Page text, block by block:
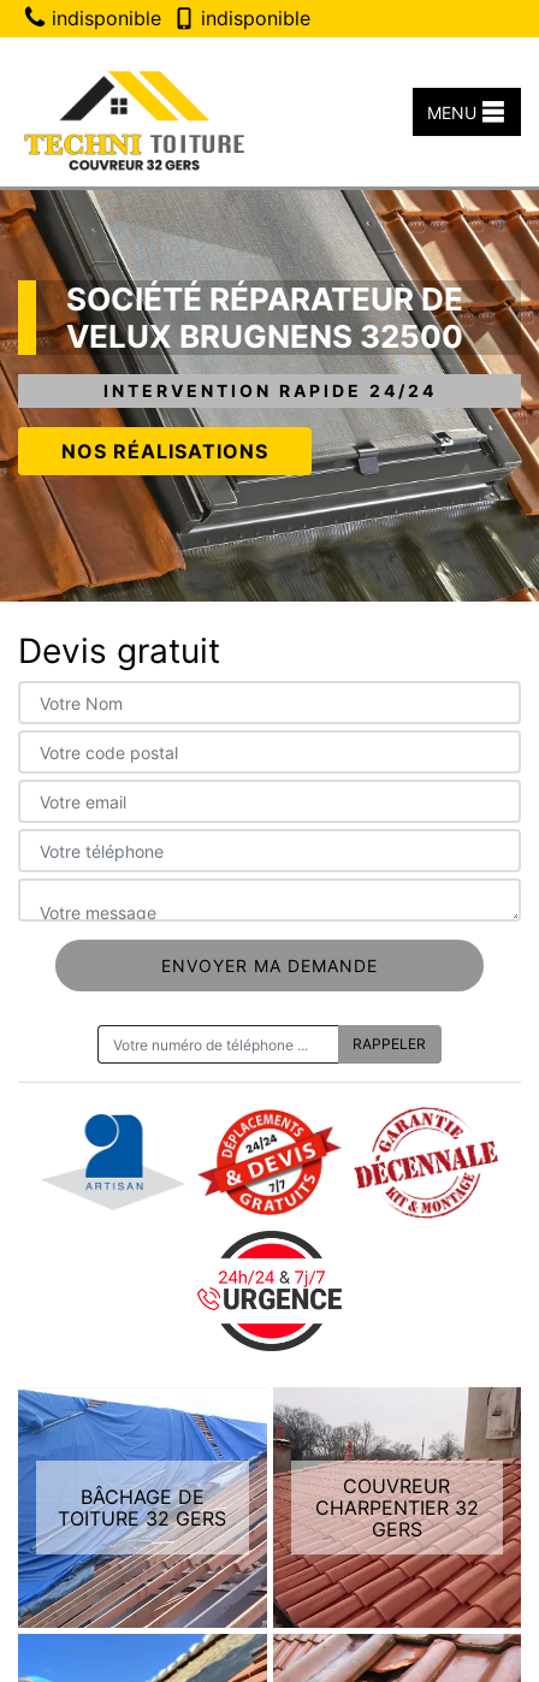
indisponible indisponible
MENU
SOCIÉTÉ RÉPARATEUR DE
VELUX BRUGNENS 32500
INTERVENTION RAPIDE 24/24
NOS RÉALISATIONS
Devis gratuit
BÂCHAGE DE
TOITURE 32 GERS
COUVREUR
CHARPENTIER 32
GERS